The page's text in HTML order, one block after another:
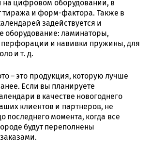
на цифровом оборудовании, в
тиража и форм-фактора. Также в
задействуется и
оборудование: ламинаторы,
перфорации и навивки пружины, для
и т. д.
– это продукция, которую лучше
Если вы планируете
в качестве новогоднего
клиентов и партнеров, не
последнего момента, когда все
будут переполнены